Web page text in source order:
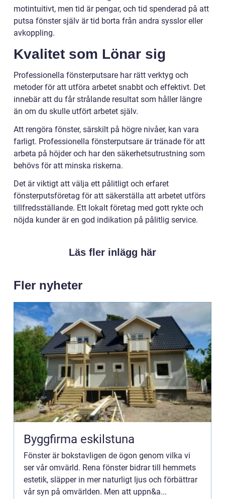
motintuitivt, men tid är pengar, och tid spenderad på att
putsa fönster själv är tid borta från andra sysslor eller
avkoppling.
Kvalitet som Lönar sig
Professionella fönsterputsare har rätt verktyg och
metoder för att utföra arbetet snabbt och effektivt. Det
innebär att du får strålande resultat som håller längre
än om du skulle utfört arbetet själv.
Att rengöra fönster, särskilt på högre nivåer, kan vara
farligt. Professionella fönsterputsare är tränade för att
arbeta på höjder och har den säkerhetsutrustning som
behövs för att minska riskerna.
Det är viktigt att välja ett pålitligt och erfaret
fönsterputsföretag för att säkerställa att arbetet utförs
tillfredsställande. Ett lokalt företag med gott rykte och
nöjda kunder är en god indikation på pålitlig service.
Läs fler inlägg här
Fler nyheter
Byggfirma eskilstuna
Fönster är bokstavligen de ögon genom vilka vi
ser vår omvärld. Rena fönster bidrar till hemmets
estetik, släpper in mer naturligt ljus och förbättrar
vår syn på omvärlden. Men att uppn&a...